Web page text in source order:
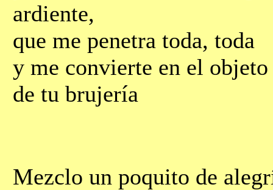
ardiente,
que me penetra toda, toda
y me convierte en el objeto
de tu brujería
Mezclo un poquito de